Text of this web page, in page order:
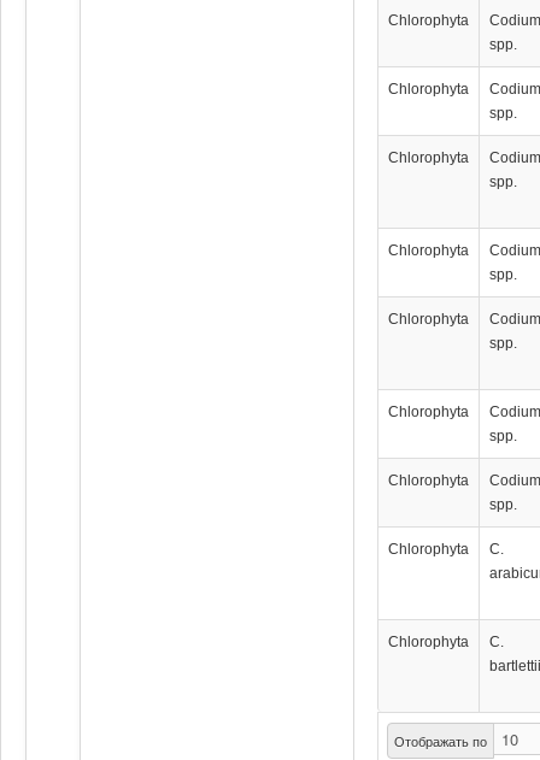
Отображать по
Chlorophyta
spp.
Chlorophyta
spp.
Chlorophyta
spp.
Chlorophyta
spp.
Chlorophyta
spp.
Chlorophyta
spp.
Chlorophyta
spp.
Chlorophyta
C.
Chlorophyta
C.